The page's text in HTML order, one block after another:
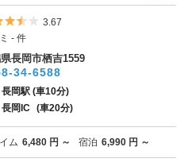
5つ星のうち3.5
3.67
- 件
長岡市栖吉1559
34-6588
長岡駅 (車10分)
長岡IC (車20分)
ム 6,480 円 ～ 宿泊 6,990 円 ～